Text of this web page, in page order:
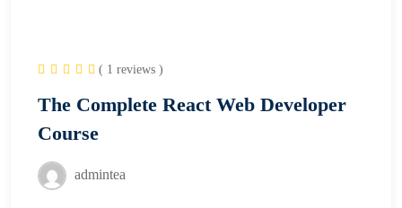
( 1 reviews )
The Complete React Web Developer
Course
admintea